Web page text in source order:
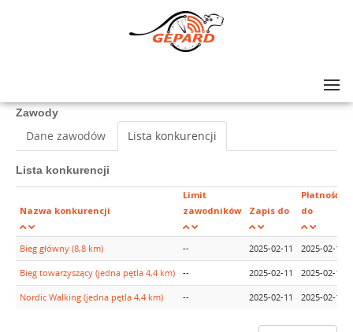
Zawody
Dane zawodów Lista konkurencji
Lista konkurencji
Nazwa konkurencji
Limit
zawodników
Zapis do
Płatność
do
Bieg główny (8,8 km) -- 2025-02-11 2025-02-11
Bieg towarzyszący (jedna pętla 4,4 km) -- 2025-02-11 2025-02-11
Nordic Walking (jedna pętla 4,4 km) -- 2025-02-11 2025-02-11